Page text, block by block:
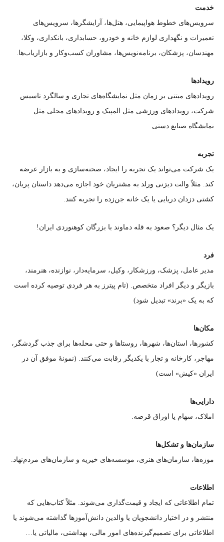
خدمت
سرویس‌های خطوط هواپیمایی، هتل‌ها، آرایشگرها، سرویس‌های
تعمیرات و نگهداری لوازم خانه و خودرو، حسابداری، بانکداری، وکلا،
مهندسان، پزشکان، برنامه‌نویس‌ها، مشاوران کسب‌وکار و بازاریاب‌ها.
رویدادها
رویدادهای مبتنی بر زمان مثل نمایشگاه‌های تجاری و سالگرد تاسیس
شرکت، رویدادهای ورزشی مثل المپیک و رویدادهای محلی مثل
نمایشگاه صنایع دستی.
تجربه
یک شرکت می‌تواند یک تجربه را ایجاد، صحنه‌سازی و به بازار عرضه
کند. مثلاً والت دیزنی ورلد به مشتریان خود اجازه می‌دهد داستان پریان،
کشتی دزدان دریایی یا یک خانه جن‌زده را تجربه کنند.
یک مثال دیگر؟ صعود به قله دماوند با بزرگان کوهنوردی ایران!
فرد
مدیر عامل، پزشک، ورزشکار، وکیل، سرمایه‌دار، نوازنده، هنرمند،
بازیگر و دیگر افراد متخصص. (تام پیترز به هر فردی توصیه کرده است
که به یک «برند» تبدیل شود)
مکان‌ها
کشورها، استان‌ها، شهرها، روستاها و حتی محله‌ها برای جذب گردشگر،
مهاجر، کارخانه و تجار با یکدیگر رقابت می‌کنند. (نمونهٔ موفق آن در
ایران «کیش» است)
دارایی‌ها
املاک، سهام یا اوراق قرضه.
سازمان‌ها و تشکل‌ها
موزه‌ها، سازمان‌های هنری، موسسه‌های خیریه و سازمان‌های مردم‌نهاد.
اطلاعات
تمام اطلاعاتی که ایجاد و قیمت‌گذاری می‌شوند. مثلاً کتاب‌هایی که
منتشر و در اختیار دانشجویان یا والدین دانش‌آموزها گذاشته می‌شوند یا
اطلاعاتی برای تصمیم‌گیرنده‌های امور مالی، بهداشتی، مالیاتی یا…